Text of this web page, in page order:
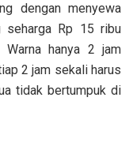
dengan menyewa
seharga Rp 15 ribu
hanya 2 jam
2 jam sekali harus
tidak bertumpuk di